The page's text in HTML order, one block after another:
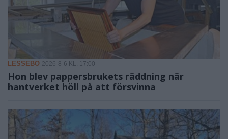
LESSEBO 2026-8-6 KL. 17:00
Hon blev pappersbrukets räddning när
hantverket höll på att försvinna